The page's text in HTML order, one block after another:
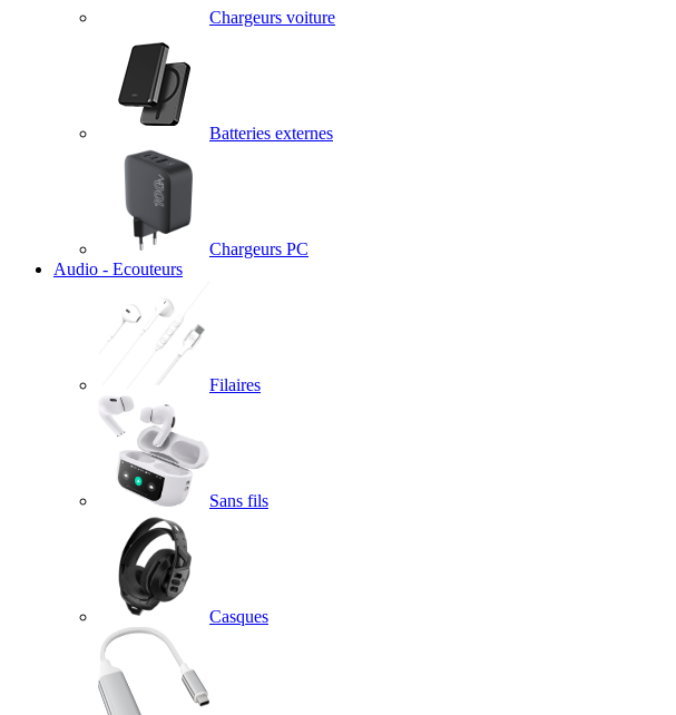
Chargeurs voiture
Batteries externes
Chargeurs PC
Audio - Ecouteurs
Filaires
Sans fils
Casques